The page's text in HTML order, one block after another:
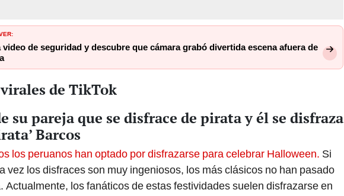
video de seguridad y descubre que cámara grabó divertida escena afuera de
de TikTok
su pareja que se disfrace de pirata y él se disfraza
Barcos
los peruanos han optado por disfrazarse para celebrar Halloween. Si
vez los disfraces son muy ingeniosos, los más clásicos no han pasado
Actualmente, los fanáticos de estas festividades suelen disfrazarse en